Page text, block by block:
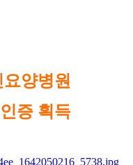
양병원
증 획득